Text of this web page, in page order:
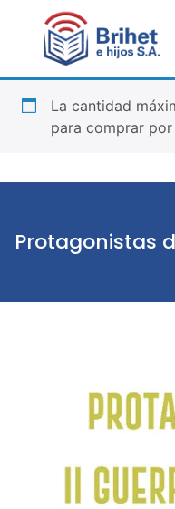
La cantidad
para comprar por
Protagonistas